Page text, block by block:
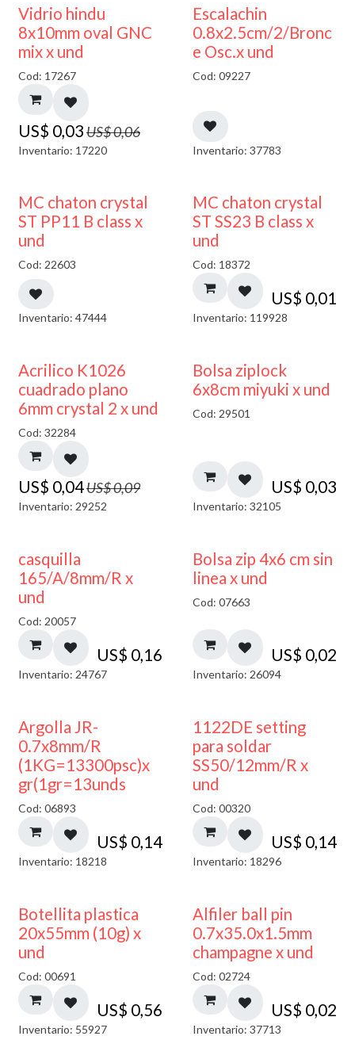
50% DESCUENTO
Vidrio hindu
8x10mm oval GNC
mix x und
Cod: 17267
US$ 0,03US$0,06
Inventario: 17220
Escalachin
0.8x2.5cm/2/Bronc
e Osc.x und
Cod: 09227
Inventario: 37783
MC chaton crystal
ST PP11 B class x
und
Cod: 22603
Inventario: 47444
MC chaton crystal
ST SS23 B class x
und
Cod: 18372
US$ 0,01
Inventario: 119928
50% DESCUENTO
Acrilico K1026
cuadrado plano
6mm crystal 2 x und
Cod: 32284
US$ 0,04US$0,09
Inventario: 29252
¡NUEVO!
Bolsa ziplock
6x8cm miyuki x und
Cod: 29501
US$ 0,03
Inventario: 32105
casquilla
165/A/8mm/R x
und
Cod: 20057
US$ 0,16
Inventario: 24767
Bolsa zip 4x6 cm sin
linea x und
Cod: 07663
US$ 0,02
Inventario: 26094
Argolla JR-
0.7x8mm/R
(1KG=13300psc)x
gr(1gr=13unds
Cod: 06893
US$ 0,14
Inventario: 18218
1122DE setting
para soldar
SS50/12mm/R x
und
Cod: 00320
US$ 0,14
Inventario: 18296
Botellita plastica
20x55mm (10g) x
und
Cod: 00691
US$ 0,56
Inventario: 55927
Alfiler ball pin
0.7x35.0x1.5mm
champagne x und
Cod: 02724
US$ 0,02
Inventario: 37713